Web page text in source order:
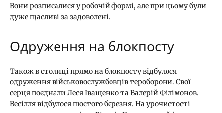
Вони розписалися у робочій формі, але при цьому були
дуже щасливі за задоволені.
Одруження на блокпосту
Також в столиці прямо на блокпосту відбулося
одруження військовослужбовців тероборони. Свої
серця поєднали Леся Іващенко та Валерій Філімонов.
Весілля відбулося шостого березня. На урочистості